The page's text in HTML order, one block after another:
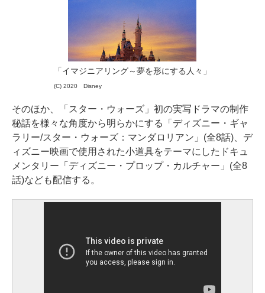
「イマジニアリング～夢を形にする人々」
(C) 2020 Disney
そのほか、「スター・ウォーズ」初の実写ドラマの制作
秘話を様々な角度から明らかにする「ディズニー・ギャ
ラリー/スター・ウォーズ：マンダロリアン」(全8話)、デ
ィズニー映画で使用された小道具をテーマにしたドキュ
メンタリー「ディズニー・プロップ・カルチャー」(全8
話)なども配信する。